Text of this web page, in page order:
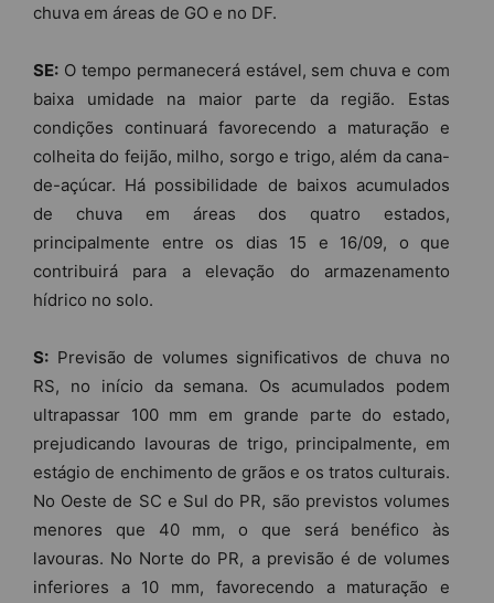
chuva em áreas de GO e no DF.
SE: O tempo permanecerá estável, sem chuva e com
baixa umidade na maior parte da região. Estas
condições continuará favorecendo a maturação e
colheita do feijão, milho, sorgo e trigo, além da cana-
de-açúcar. Há possibilidade de baixos acumulados
de chuva em áreas dos quatro estados,
principalmente entre os dias 15 e 16/09, o que
contribuirá para a elevação do armazenamento
hídrico no solo.
S: Previsão de volumes significativos de chuva no
RS, no início da semana. Os acumulados podem
ultrapassar 100 mm em grande parte do estado,
prejudicando lavouras de trigo, principalmente, em
estágio de enchimento de grãos e os tratos culturais.
No Oeste de SC e Sul do PR, são previstos volumes
menores que 40 mm, o que será benéfico às
lavouras. No Norte do PR, a previsão é de volumes
inferiores a 10 mm, favorecendo a maturação e